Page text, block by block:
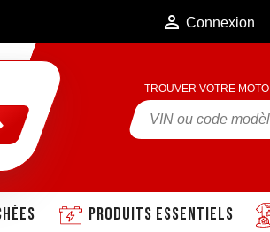
 Connexion
TROUVER VOTRE MOTO
Produits essentiels